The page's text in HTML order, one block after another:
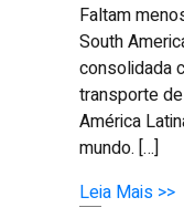
Faltam
South
consolidada
transporte
América
mundo. […]
Leia Mais >>